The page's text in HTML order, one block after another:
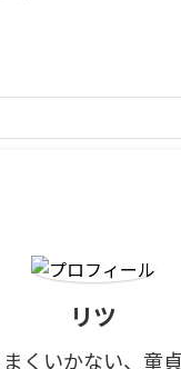
リツ
くいかない、童